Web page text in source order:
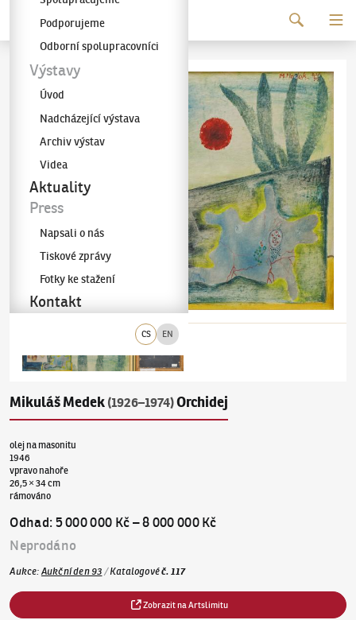
Galerie KODL
CS EN
Podporujeme
Odborní spolupracovníci
Výstavy
Úvod
Nadcházející výstava
Archiv výstav
Videa
Aktuality
Press
Napsali o nás
Tiskové zprávy
Fotky ke stažení
Kontakt
Mikuláš Medek (1926–1974)Orchidej
olej na masonitu
1946
vpravo nahoře
26,5 × 34 cm
rámováno
Odhad:5 000 000 Kč–8 000 000 Kč
Neprodáno
Aukce: Aukční den 93 /Katalogovéč.117
Zobrazit na Artslimitu